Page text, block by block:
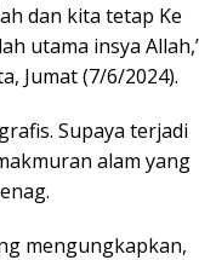
dan kita tetap Ke
utama insya
Jumat (7/6/2024).
Supaya terjadi
alam yang
mengungkapkan,